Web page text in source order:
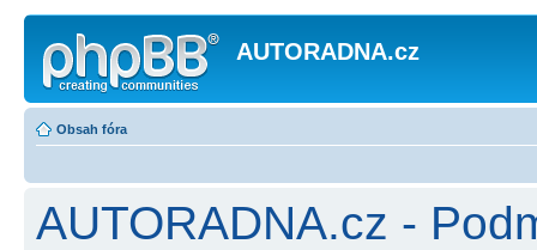
AUTORADNA.cz
Obsah fóra
AUTORADNA.cz -